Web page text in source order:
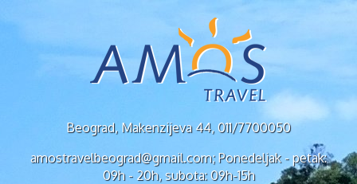
Beograd, Makenzijeva 44, 011/7700050
amostravelbeograd@gmail.com; Ponedeljak - petak:
09h - 20h, subota: 09h-15h